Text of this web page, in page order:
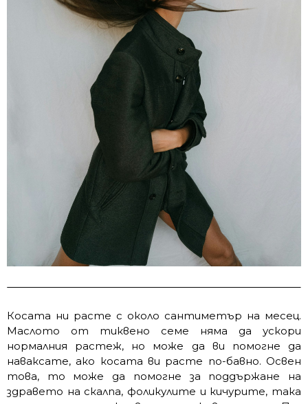
Косата ни расте с около сантиметър на месец.
Маслото от тиквено семе няма да ускори
нормалния растеж, но може да ви помогне да
наваксате, ако косата ви расте по-бавно. Освен
това, то може да помогне за поддържане на
здравето на скалпа, фоликулите и кичурите, така